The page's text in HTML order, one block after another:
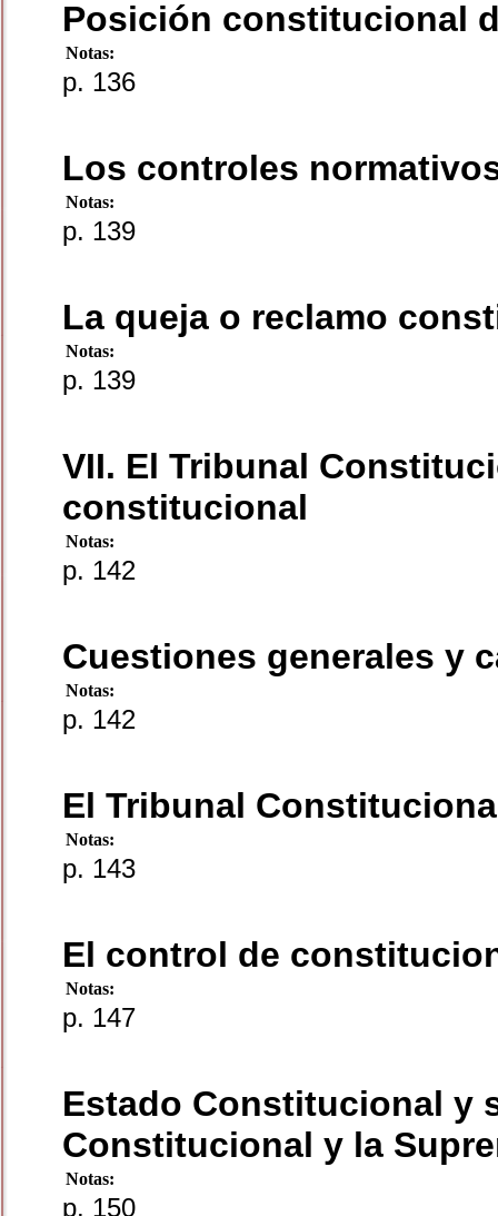
Posición constitucional
Notas:
p. 136
Los controles
Notas:
p. 139
La queja o reclamo
Notas:
p. 139
VII. El Tribunal
constitucional
Notas:
p. 142
Cuestiones generales y
Notas:
p. 142
El Tribunal
Notas:
p. 143
El control de
Notas:
p. 147
Estado Constitucional y
Constitucional y la
Notas:
p. 150